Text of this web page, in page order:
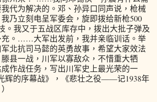
代为解决的。邓、孙异口同声说，枪械
乃立刻电呈军委会，旋即拨给新枪500
。我又于五战区库存中，拨出大批子弹及
充。……大军出发前，我并亲临训话。举
北抗司马懿的英勇故事，希望大家效法
县一战，川军以寡敌众，不惜重大牺
作战任务，写出川军史上最光荣的一
辉的序幕战》，《悲壮之役——记1938年